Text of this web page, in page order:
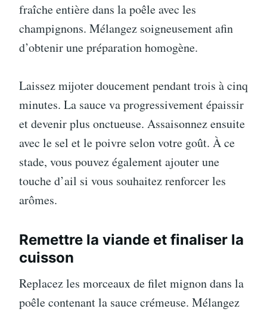
fraîche entière dans la poêle avec les
champignons. Mélangez soigneusement afin
d’obtenir une préparation homogène.
Laissez mijoter doucement pendant trois à cinq
minutes. La sauce va progressivement épaissir
et devenir plus onctueuse. Assaisonnez ensuite
avec le sel et le poivre selon votre goût. À ce
stade, vous pouvez également ajouter une
touche d’ail si vous souhaitez renforcer les
arômes.
Remettre la viande et finaliser la
cuisson
Replacez les morceaux de filet mignon dans la
poêle contenant la sauce crémeuse. Mélangez